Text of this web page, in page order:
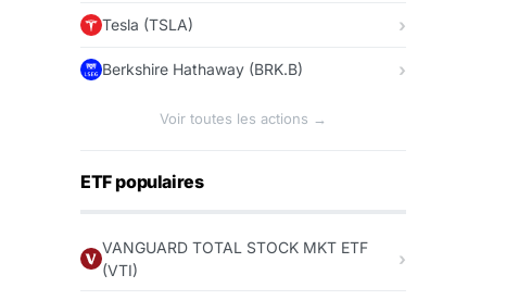
Tesla (TSLA)
Berkshire Hathaway (BRK.B)
Voir toutes les actions →
ETF populaires
VANGUARD TOTAL STOCK MKT ETF
(VTI)